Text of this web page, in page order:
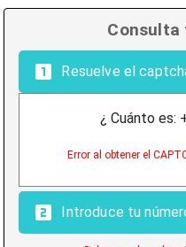
Consulta
Resuelve el
¿ Cuánto es:
Error al obtener el
Introduce tu